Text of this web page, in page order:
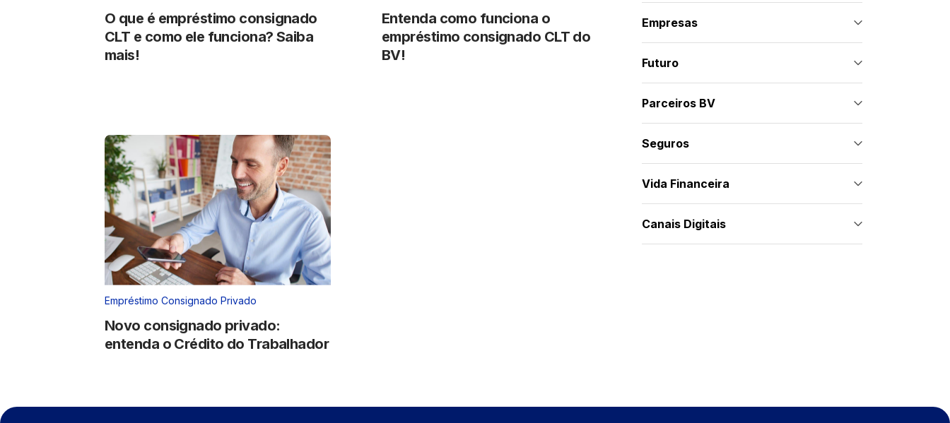
​O que é empréstimo consignado
CLT e como ele funciona? Saiba
mais!
Entenda como funciona o
empréstimo consignado CLT do
BV!
Empréstimo Consignado Privado
Novo consignado privado:
entenda o Crédito do Trabalhador
Empresas
Futuro
Parceiros BV
Seguros
Vida Financeira
Canais Digitais